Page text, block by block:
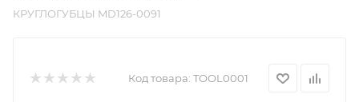
КРУГЛОГУБЦЫ MD126-0091
Код товара: TOOL0001